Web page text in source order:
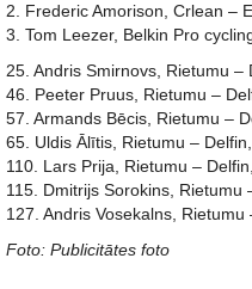
2. Frederic Amorison, Crlean –
3. Tom Leezer, Belkin Pro
25. Andris Smirnovs, Rietumu –
46. Peeter Pruus, Rietumu –
57. Armands Bēcis, Rietumu –
65. Uldis Ālītis, Rietumu –
110. Lars Prija, Rietumu –
115. Dmitrijs Sorokins, Rietumu
127. Andris Vosekalns,
Foto: Publicitātes foto